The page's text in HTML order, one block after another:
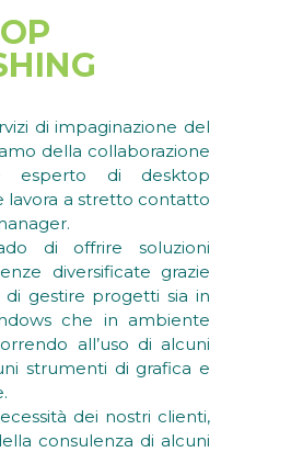
di impaginazione del
della collaborazione
esperto di desktop
lavora a stretto contatto
di offrire soluzioni
diversificate grazie
di gestire progetti sia in
che in ambiente
all’uso di alcuni
strumenti di grafica e
dei nostri clienti,
consulenza di alcuni